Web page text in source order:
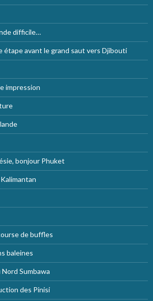
difficile…
étape avant le grand saut vers Djibouti
impression
bonjour Phuket
de buffles
baleines
Sumbawa
des Pinisi